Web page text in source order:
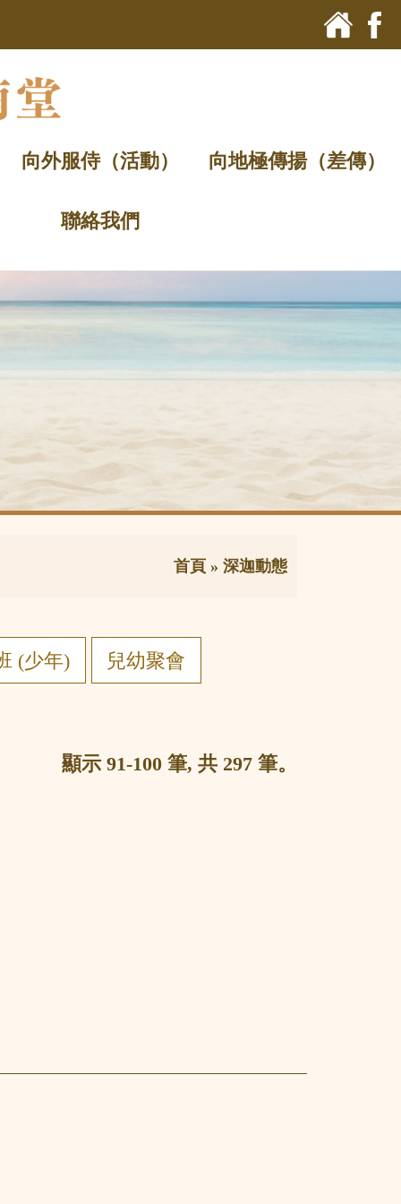
向外服侍（活動） 向地極傳揚（差傳）
聯絡我們
首頁 »深迦動態
(少年) 兒幼聚會
顯示 91-100 筆, 共 297 筆。